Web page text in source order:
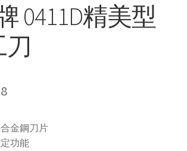
0411D精美型
8
金鋼刀片
功能